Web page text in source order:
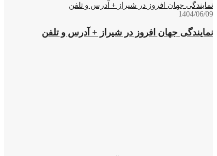
نمایندگی جهان افروز در شیراز + آدرس و تلفن
1404/06/09
نمایندگی جهان افروز در شیراز + آدرس و تلفن